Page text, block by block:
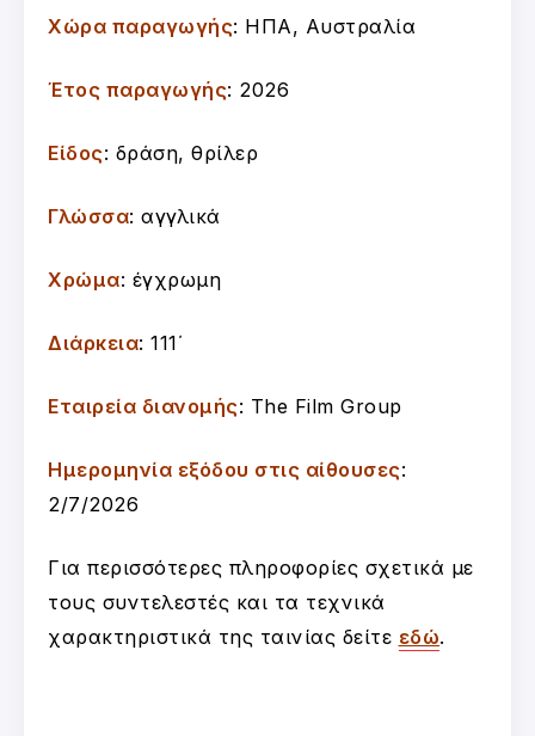
Χώρα παραγωγής: ΗΠΑ, Αυστραλία
Έτος παραγωγής: 2026
Είδος: δράση, θρίλερ
Γλώσσα: αγγλικά
Χρώμα: έγχρωμη
Διάρκεια: 111΄
Εταιρεία διανομής: The Film Group
Ημερομηνία εξόδου στις αίθουσες:
2/7/2026
Για περισσότερες πληροφορίες σχετικά με
τους συντελεστές και τα τεχνικά
χαρακτηριστικά της ταινίας δείτε εδώ.